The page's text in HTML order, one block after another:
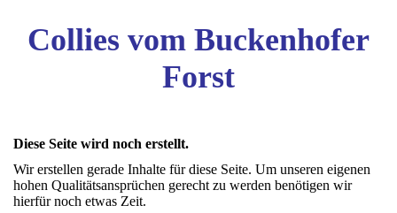
Collies vom Buckenhofer
Forst
Diese Seite wird noch erstellt.
Wir erstellen gerade Inhalte für diese Seite. Um unseren eigenen
hohen Qualitätsansprüchen gerecht zu werden benötigen wir
hierfür noch etwas Zeit.